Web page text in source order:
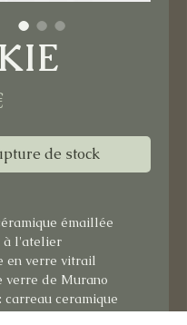
de stock
émaillée
à l'atelier
en verre vitrail
verre de Murano
carreau ceramique